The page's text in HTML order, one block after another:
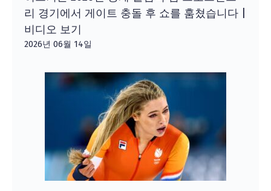
리 경기에서 게이트 충돌 후 쇼를 훔쳤습니다 |
비디오 보기
2026년 06월 14일